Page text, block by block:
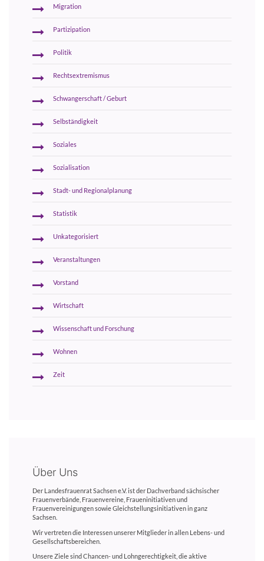
Migration
Partizipation
Politik
Rechtsextremismus
Schwangerschaft / Geburt
Selbständigkeit
Soziales
Sozialisation
Stadt- und Regionalplanung
Statistik
Unkategorisiert
Veranstaltungen
Vorstand
Wirtschaft
Wissenschaft und Forschung
Wohnen
Zeit
Über Uns
Der Landesfrauenrat Sachsen e.V. ist der Dachverband sächsischer
Frauenverbände, Frauenvereine, Fraueninitiativen und
Frauenvereinigungen sowie Gleichstellungsinitiativen in ganz
Sachsen.
Wir vertreten die Interessen unserer Mitglieder in allen Lebens- und
Gesellschaftsbereichen.
Unsere Ziele sind Chancen- und Lohngerechtigkeit, die aktive